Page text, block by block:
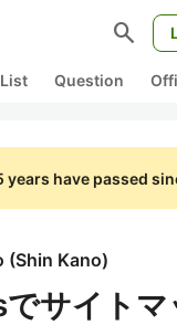
search
Question
years have passed
(Shin Kano)
サイトマ